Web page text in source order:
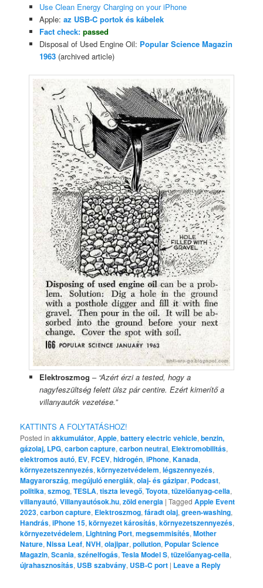
Use Clean Energy Charging on your iPhone
Apple: az USB-C portok és kábelek
Fact check: passed
Disposal of Used Engine Oil: Popular Science Magazin
1963(archived article)
Elektroszmog – “Azért érzi a tested, hogy a
nagyfeszültség felett ülsz pár centire. Ezért kimerítő a
villanyautók vezetése.”
KATTINTS A FOLYTATÁSHOZ!
Posted in akkumulátor,Apple,battery electric vehicle,benzin,
gázolaj, LPG,carbon capture,carbon neutral, Elektromobilitás,
elektromos autó, EV,FCEV,hidrogén,iPhone,Kanada,
környezetszennyezés,környezetvédelem,légszennyezés,
Magyarország,megújuló energiák,olaj- és gázipar, Podcast,
politika,szmog,TESLA,tiszta levegő,Toyota,tüzelőanyag-cella,
villanyautó,Villanyautósok.hu,zöld energia |Tagged Apple Event
2023,carbon capture, Elektroszmog,fáradt olaj,green-washing,
Handrás,iPhone 15,környezet károsítás,környezetszennyezés,
környezetvédelem, Lightning Port,megsemmisítés,Mother
Nature,Nissa Leaf,NVH,olajipar,pollution, Popular Science
Magazin,Scania,szénelfogás,Tesla Model S,tüzelőanyag-cella,
újrahasznosítás, USB szabvány, USB-C port | Leave a Reply